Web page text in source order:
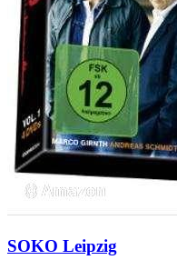
SOKO Leipzig